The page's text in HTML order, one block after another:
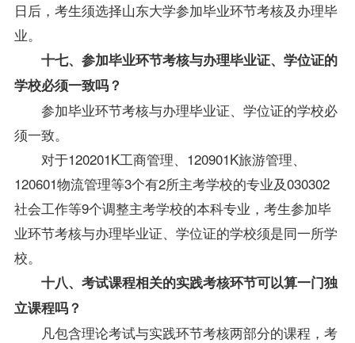
日后，考生须选择山东大学参加毕业环节考核及办理毕
业。
十七、参加毕业环节考核与办理毕业证、学位证的
学校必须一致吗？
参加毕业环节考核与办理毕业证、学位证的学校必
须一致。
对于120201K工商管理、120901K旅游管理、
120601物流管理等3个有2所主考学校的专业及030302
社会工作等9个调整主考学校的本科专业，考生参加毕
业环节考核与办理毕业证、学位证的学校须是同一所学
校。
十八、考试课程相关的实践考核环节可以算一门独
立课程吗？
凡包含理论考试与实践环节考核两部分的课程，考